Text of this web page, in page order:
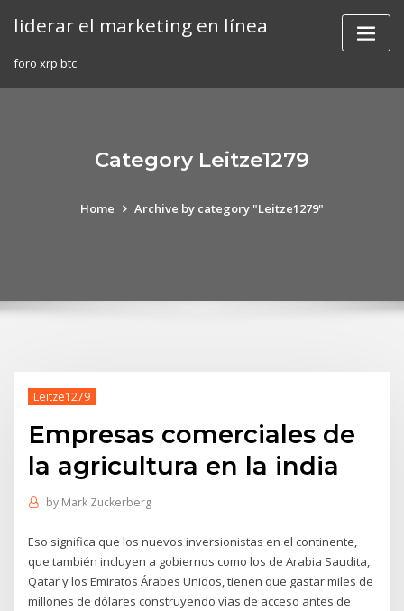
liderar el marketing en línea
foro xrp btc
Category Leitze1279
Home Archive by category "Leitze1279"
Leitze1279
Empresas comerciales de
la agricultura en la india
by Mark Zuckerberg
Eso significa que los nuevos inversionistas en el continente,
que también incluyen a gobiernos como los de Arabia Saudita,
Qatar y los Emiratos Árabes Unidos, tienen que gastar miles de
millones de dólares construyendo vías de acceso antes de